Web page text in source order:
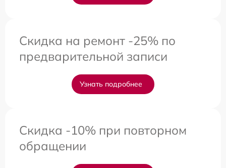
Скидка на ремонт -25% по
предварительной записи
Узнать подробнее
Скидка -10% при повторном
обращении